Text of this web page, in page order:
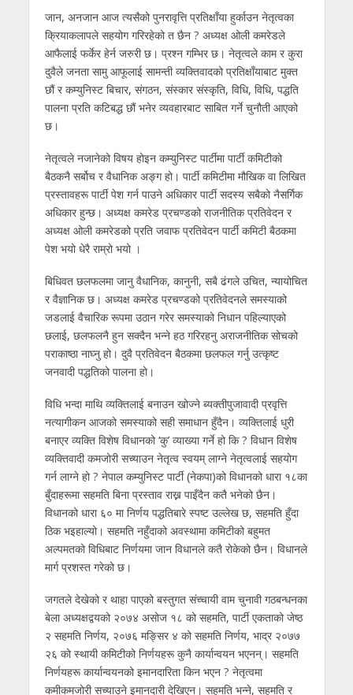
जान, अनजान आज त्यसैको पुनरावृत्ति प्रतिक्षाँया हुर्काउन नेतृत्वका
क्रियाकलापले सहयोग गरिरहेको त छैन ? अध्यक्ष ओली कमरेडले
आफैलाई फर्केर हेर्न जरुरी छ। प्रश्न गम्भिर छ। नेतृत्वले काम र कुरा
दुवैले जनता सामु आफूलाई सामन्ती व्यक्तिवादको प्रतिक्षाँयाबाट मुक्त
छौं र कम्युनिस्ट बिचार, संगठन, संस्कार संस्कृति, विधि, विधि, पद्धति
पालना प्रति कटिबद्ध छौं भनेर व्यवहारबाट साबित गर्ने चुनौती आएको
छ।
नेतृत्वले नजानेको विषय होइन कम्युनिस्ट पार्टीमा पार्टी कमिटीको
बैठकनै सर्बोच र वैधानिक अङ्ग हो। पार्टी कमिटीमा मौखिक वा लिखित
प्रस्तावहरू पार्टी पेश गर्न पाउने अधिकार पार्टी सदस्य सबैको नैसर्गिक
अधिकार हुन्छ। अध्यक्ष कमरेड प्रचण्डको राजनीतिक प्रतिवेदन र
अध्यक्ष ओली कमरेडको प्रति जवाफ प्रतिवेदन पार्टी कमिटी बैठकमा
पेश भयो धेरै राम्रो भयो ।
बिधिवत छलफलमा जानु वैधानिक, कानुनी, सबै ढंगले उचित, न्यायोचित
र वैज्ञानिक छ। अध्यक्ष कमरेड प्रचण्डको प्रतिवेदनले समस्याको
जडलाई वैचारिक रूपमा उठान गरेर समस्याको निधान पहिल्याएको
छलाई, छलफलनै हुन सक्दैन भन्ने हठ गरिरहनु अराजनीतिक सोचको
पराकाष्ठा नाघ्नु हो। दुवै प्रतिवेदन बैठकमा छलफल गर्नु उत्कृष्ट
जनवादी पद्धतिको पालना हो।
विधि भन्दा माथि व्यक्तिलाई बनाउन खोज्ने ब्यक्तीपुजावादी प्रवृत्ति
नत्यागीकन आजको समस्याको सही समाधान हुँदैन। व्यक्तिलाई धुरी
बनाएर व्यक्ति विशेष विधानको ‘कु’ व्याख्या गर्ने हो कि ? विधान विशेष
व्यक्तिवादी कमजोरी सच्याउन नेतृत्व स्वयम् लाग्ने नेतृत्वलाई सहयोग
गर्न लाग्ने हो ? नेपाल कम्युनिस्ट पार्टी (नेकपा)को विधानको धारा १८का
बुँदाहरूमा सहमति बिना प्रस्ताव राख्न पाइँदैन कतै भनेको छैन।
विधानको धारा ६० मा निर्णय पद्धतिबारे स्पष्ट उल्लेख छ, सहमति हुँदा
ठिक भइहाल्यो। सहमति नहुँदाको अवस्थामा कमिटीको बहुमत
अल्पमतको विधिबाट निर्णयमा जान विधानले कतै रोकेको छैन। विधानले
मार्ग प्रशस्त गरेको छ।
जगतले देखेको र थाहा पाएको बस्तुगत संच्चायी वाम चुनावी गठबन्धनका
बेला अध्यक्षद्वयको २०७४ असोज १८ को सहमति, पार्टी एकताको जेष्ठ
२ सहमति निर्णय, २०७६ मङ्सिर ४ को सहमति निर्णय, भाद्र २०७७
२६ को स्थायी कमिटीको निर्णयहरू कुनै कार्यान्वयन भएनन्। सहमति
निर्णयहरू कार्यान्वयनको इमानदारिता किन भएन ? नेतृत्वमा
कमीकमजोरी सच्याउने इमानदारी देखिएन। सहमति भन्ने, सहमति र